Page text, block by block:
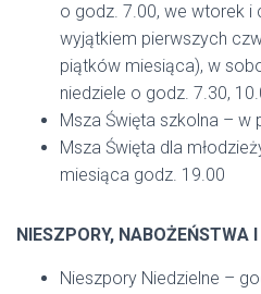
o godz. 7.00, we wtorek i
wyjątkiem pierwszych
piątków miesiąca), w
niedziele o godz. 7.30,
Msza Święta szkolna – w
Msza Święta dla
miesiąca godz. 19.00
NIESZPORY, NABOŻEŃSTWA
Nieszpory Niedzielne –